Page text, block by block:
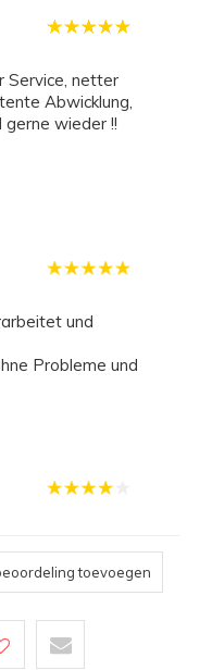
Abwicklung,
gerne wieder !!
Probleme und
toevoegen